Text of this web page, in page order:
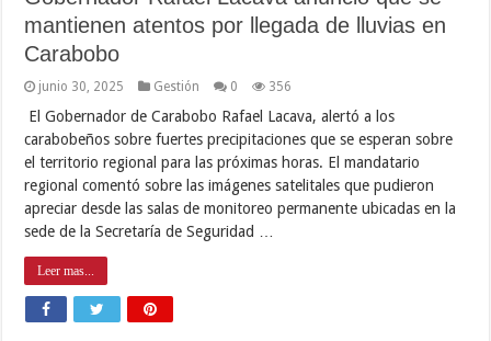
mantienen atentos por llegada de lluvias en
Carabobo
junio 30, 2025 Gestión 0 356
El Gobernador de Carabobo Rafael Lacava, alertó a los
carabobeños sobre fuertes precipitaciones que se esperan sobre
el territorio regional para las próximas horas. El mandatario
regional comentó sobre las imágenes satelitales que pudieron
apreciar desde las salas de monitoreo permanente ubicadas en la
sede de la Secretaría de Seguridad …
Leer mas...